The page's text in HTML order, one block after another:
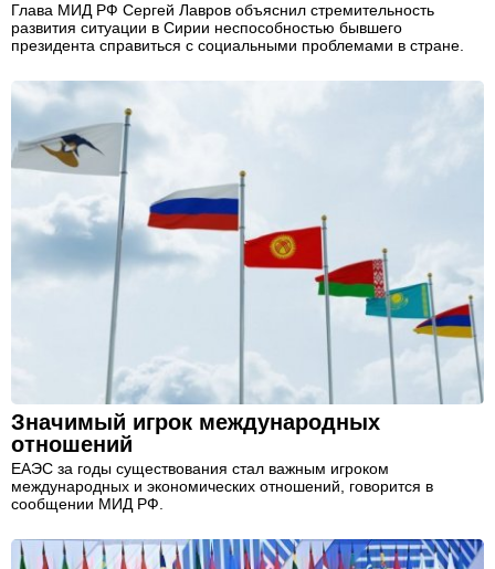
Глава МИД РФ Сергей Лавров объяснил стремительность
развития ситуации в Сирии неспособностью бывшего
президента справиться с социальными проблемами в стране.
Значимый игрок международных
отношений
ЕАЭС за годы существования стал важным игроком
международных и экономических отношений, говорится в
сообщении МИД РФ.